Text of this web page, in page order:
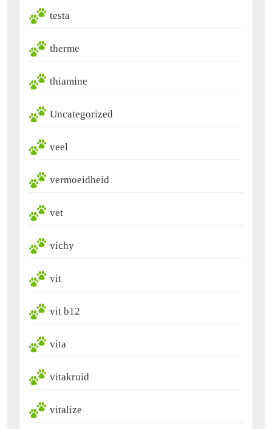
testa
therme
thiamine
Uncategorized
veel
vermoeidheid
vet
vichy
vit
vit b12
vita
vitakruid
vitalize